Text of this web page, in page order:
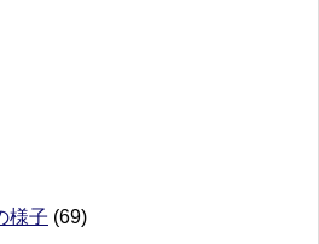
様子 (69)